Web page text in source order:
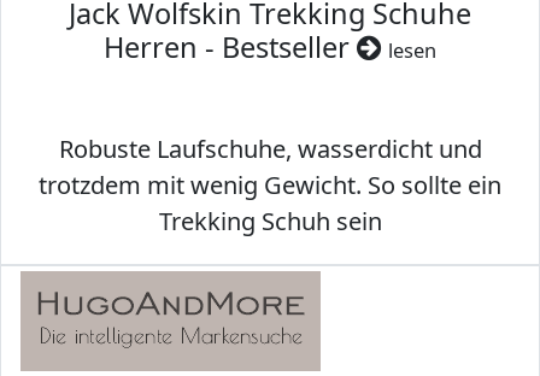
Jack Wolfskin Trekking Schuhe
Herren - Bestseller
lesen
Robuste Laufschuhe, wasserdicht und
trotzdem mit wenig Gewicht. So sollte ein
Trekking Schuh sein